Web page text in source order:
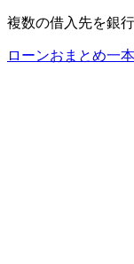
複数の借入先を銀
ローンおまとめ一